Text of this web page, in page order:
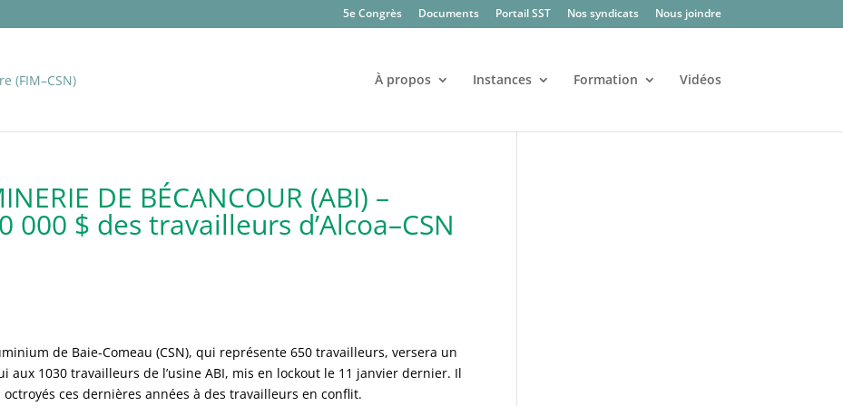
5e Congrès Documents Portail SST Nos syndicats Nous joindre
À propos Instances Formation Vidéos
DE BÉCANCOUR (ABI) –
$ des travailleurs d’Alcoa–CSN
de Baie-Comeau (CSN), qui représente 650 travailleurs, versera un
aux 1030 travailleurs de l’usine ABI, mis en lockout le 11 janvier dernier. Il
ces dernières années à des travailleurs en conflit.